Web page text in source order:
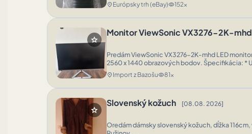
location_on Európsky trh (eBay)visibility152x
star
Monitor ViewSonic VX3276-2K-mhd
Predám ViewSonic VX3276-2K-mhd LED
2560 x 1440 obrazových bodov. Špecifikácia: * Uhlopriečka: 31,5&amp;quot; * Rozlíšenie:
location_on Import z Bazošuvisibility81x
star
Slovenský kožuch [08.08. 2026]
Oredám dámsky slovenský kožuch, dĺžka 116cm, vel 48-50 Preferujem osobný